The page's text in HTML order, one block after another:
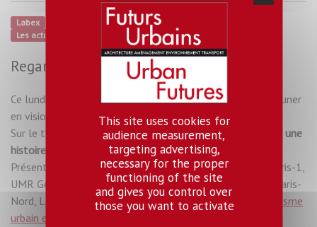
Labex Groupe Transversal "Ville et Numérique"
Les actualités
24 avril 2024
Regarder la vidéo du 32e déjeuner.
Ce lundi 22 avril 2024 s'est tenu le trente-deuxième déjeuner
en visioconférence.
Sur le thème :
" Rupture métabolique et fin du recyclage : une
histoire des techniques d’assainissement disparues ".
Présenté par :
Etienne Dufour , Doctorant à Université Paris-1,
UMR Géographie-Cités et ATER à l’Université Sorbonne Paris-
Nord, Laboratoire Pléiade,Groupe transversal « Métabolisme
urbain et économie sobre et circulaire »
This site uses cookies for
audience measurement,
targeting advertising,
necessary for the proper
functioning of the site
and gives you control over
those you want to activate